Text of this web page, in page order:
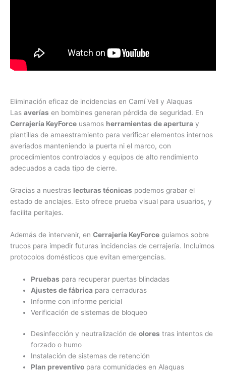
Eliminación eficaz de incidencias en Camí Vell y Alaquas
Las averías en bombines generan pérdida de seguridad. En
Cerrajería KeyForce usamos herramientas de apertura y
plantillas de amaestramiento para verificar elementos internos
averiados manteniendo la puerta ni el marco, con
procedimientos controlados y equipos de alto rendimiento
adecuados a cada tipo de cierre.
Gracias a nuestras lecturas técnicas podemos grabar el
estado de anclajes. Esto ofrece prueba visual para usuarios, y
facilita peritajes.
Además de intervenir, en Cerrajería KeyForce guiamos sobre
trucos para impedir futuras incidencias de cerrajería. Incluimos
protocolos domésticos que evitan emergencias.
Pruebas para recuperar puertas blindadas
Ajustes de fábrica para cerraduras
Informe con informe pericial
Verificación de sistemas de bloqueo
Desinfección y neutralización deolores tras intentos de
forzado o humo
Instalación de sistemas de retención
Plan preventivo para comunidades en Alaquas